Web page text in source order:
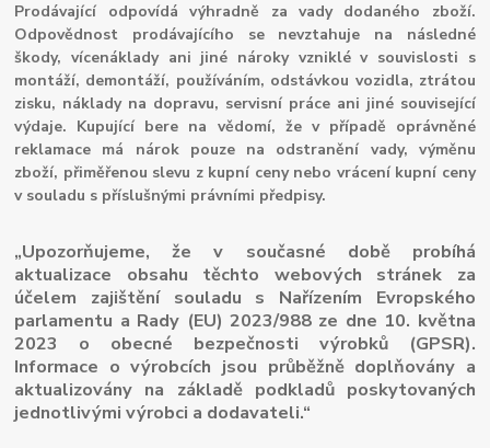
Prodávající odpovídá výhradně za vady dodaného zboží.
Odpovědnost prodávajícího se nevztahuje na následné
škody, vícenáklady ani jiné nároky vzniklé v souvislosti s
montáží, demontáží, používáním, odstávkou vozidla, ztrátou
zisku, náklady na dopravu, servisní práce ani jiné související
výdaje. Kupující bere na vědomí, že v případě oprávněné
reklamace má nárok pouze na odstranění vady, výměnu
zboží, přiměřenou slevu z kupní ceny nebo vrácení kupní ceny
v souladu s příslušnými právními předpisy.
„Upozorňujeme, že v současné době probíhá
aktualizace obsahu těchto webových stránek za
účelem zajištění souladu s Nařízením Evropského
parlamentu a Rady (EU) 2023/988 ze dne 10. května
2023 o obecné bezpečnosti výrobků (GPSR).
Informace o výrobcích jsou průběžně doplňovány a
aktualizovány na základě podkladů poskytovaných
jednotlivými výrobci a dodavateli.“